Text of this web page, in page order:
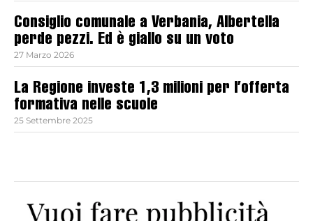
Consiglio comunale a Verbania, Albertella
perde pezzi. Ed è giallo su un voto
27 Marzo 2026
La Regione investe 1,3 milioni per l’offerta
formativa nelle scuole
25 Settembre 2025